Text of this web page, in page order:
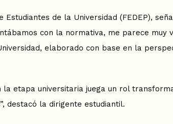
de la Universidad (FEDEP),
con la normativa, me parece muy
elaborado con base en la
etapa universitaria juega un rol
destacó la dirigente estudiantil.